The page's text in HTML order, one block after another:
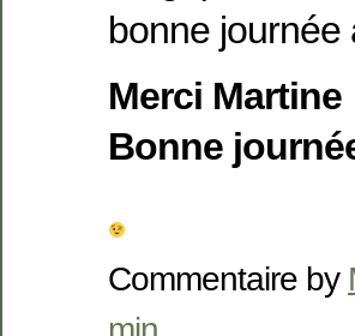
bonne journée
Merci Martine
Bonne
Commentaire by